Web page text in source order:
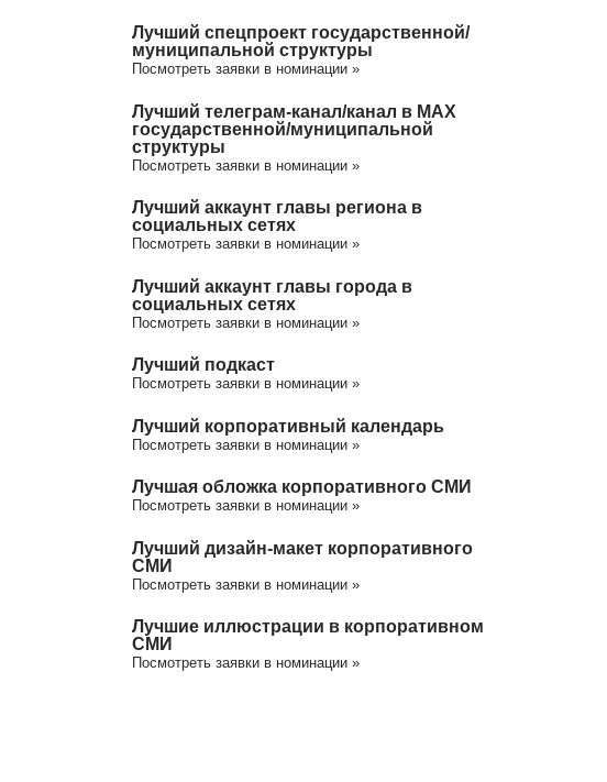
Лучший спецпроект государственной/
муниципальной структуры
Посмотреть заявки в номинации »
Лучший телеграм-канал/канал в МАХ
государственной/муниципальной
структуры
Посмотреть заявки в номинации »
Лучший аккаунт главы региона в
социальных сетях
Посмотреть заявки в номинации »
Лучший аккаунт главы города в
социальных сетях
Посмотреть заявки в номинации »
Лучший подкаст
Посмотреть заявки в номинации »
Лучший корпоративный календарь
Посмотреть заявки в номинации »
Лучшая обложка корпоративного СМИ
Посмотреть заявки в номинации »
Лучший дизайн-макет корпоративного
СМИ
Посмотреть заявки в номинации »
Лучшие иллюстрации в корпоративном
СМИ
Посмотреть заявки в номинации »